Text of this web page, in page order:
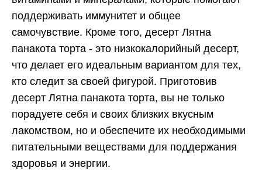
поддерживать иммунитет и общее
самочувствие. Кроме того, десерт Лятна
панакота торта - это низкокалорийный десерт,
что делает его идеальным вариантом для тех,
кто следит за своей фигурой. Приготовив
десерт Лятна панакота торта, вы не только
порадуете себя и своих близких вкусным
лакомством, но и обеспечите их необходимыми
питательными веществами для поддержания
здоровья и энергии.